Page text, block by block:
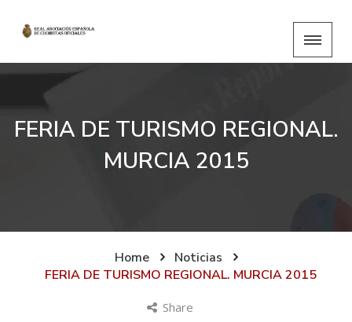
FERIA DE TURISMO REGIONAL.
MURCIA 2015
Home
Noticias
FERIA DE TURISMO REGIONAL. MURCIA 2015
Share